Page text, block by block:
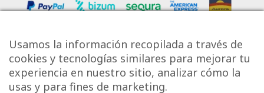
Usamos la información recopilada a través de
cookies y tecnologías similares para mejorar tu
experiencia en nuestro sitio, analizar cómo la
usas y para fines de marketing.